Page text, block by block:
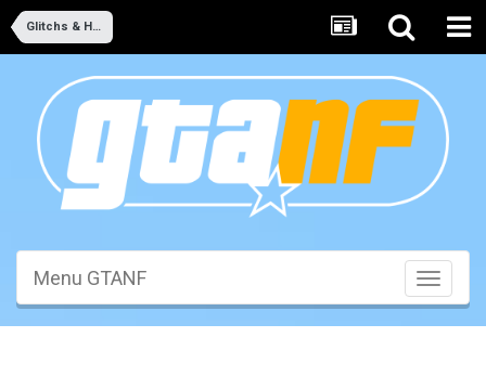
Glitchs & Hacks
Toggle
Menu GTANF